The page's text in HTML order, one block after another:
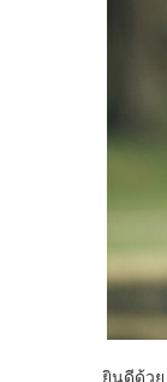
ยินดีด้วย